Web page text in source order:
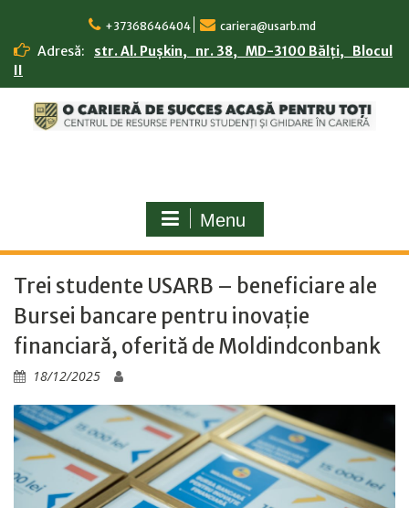
content
+37368646404 cariera@usarb.md
Adresă:
str. Al. Pușkin, nr. 38, MD-3100 Bălți, Blocul
II
Menu
Trei studente USARB – beneficiare ale
Bursei bancare pentru inovație
financiară, oferită de Moldindconbank
18/12/2025